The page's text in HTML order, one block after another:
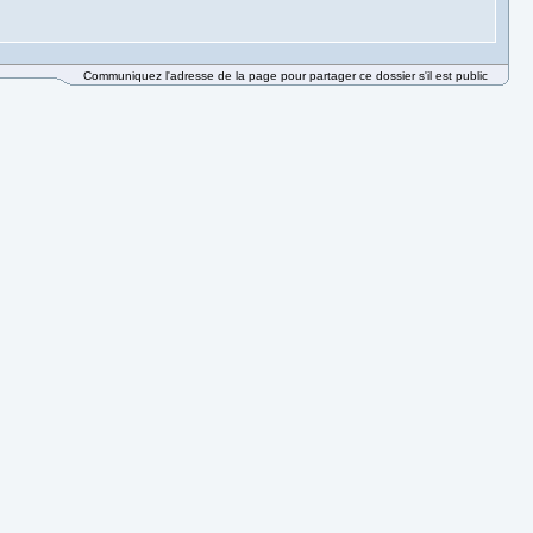
Communiquez l'adresse de la page pour partager ce dossier s'il est public